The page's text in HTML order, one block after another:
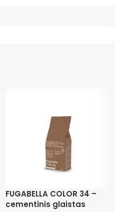
FUGABELLA COLOR 34 –
cementinis glaistas